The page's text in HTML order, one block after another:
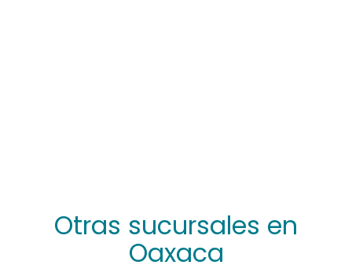
Otras sucursales en
Oaxaca